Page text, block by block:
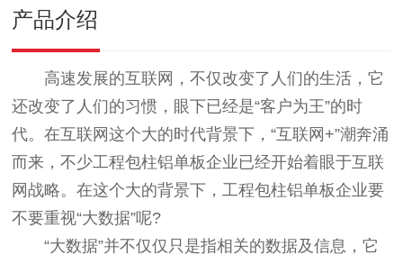
产品介绍
高速发展的互联网，不仅改变了人们的生活，它
还改变了人们的习惯，眼下已经是“客户为王”的时
代。在互联网这个大的时代背景下，“互联网+”潮奔涌
而来，不少工程包柱铝单板企业已经开始着眼于互联
网战略。在这个大的背景下，工程包柱铝单板企业要
不要重视“大数据”呢?
“大数据”并不仅仅只是指相关的数据及信息，它